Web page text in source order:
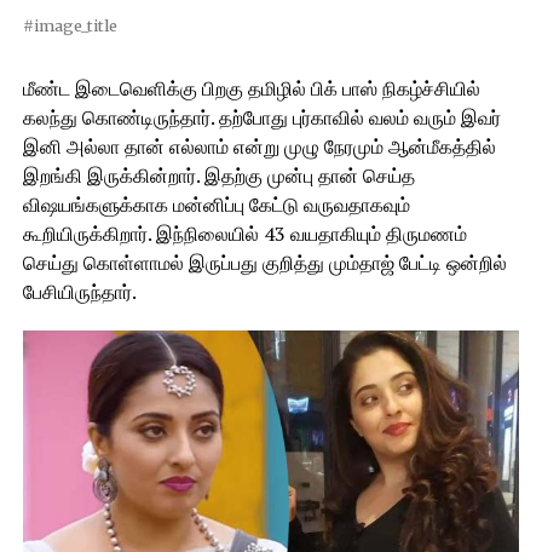
#image_title
மீண்ட இடைவெளிக்கு பிறகு தமிழில் பிக் பாஸ் நிகழ்ச்சியில்
கலந்து கொண்டிருந்தார். தற்போது புர்காவில் வலம் வரும் இவர்
இனி அல்லா தான் எல்லாம் என்று முழு நேரமும் ஆன்மீகத்தில்
இறங்கி இருக்கின்றார். இதற்கு முன்பு தான் செய்த
விஷயங்களுக்காக மன்னிப்பு கேட்டு வருவதாகவும்
கூறியிருக்கிறார். இந்நிலையில் 43 வயதாகியும் திருமணம்
செய்து கொள்ளாமல் இருப்பது குறித்து மும்தாஜ் பேட்டி ஒன்றில்
பேசியிருந்தார்.